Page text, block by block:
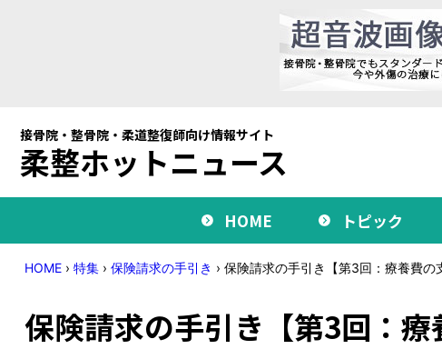
接骨院・整骨院・柔道整復師向け情報サイト
柔整ホットニュース
HOME トピック
HOME › 特集 › 保険請求の手引き › 保険請求の手引き【第3回：療養費の
保険請求の手引き【第3回：療